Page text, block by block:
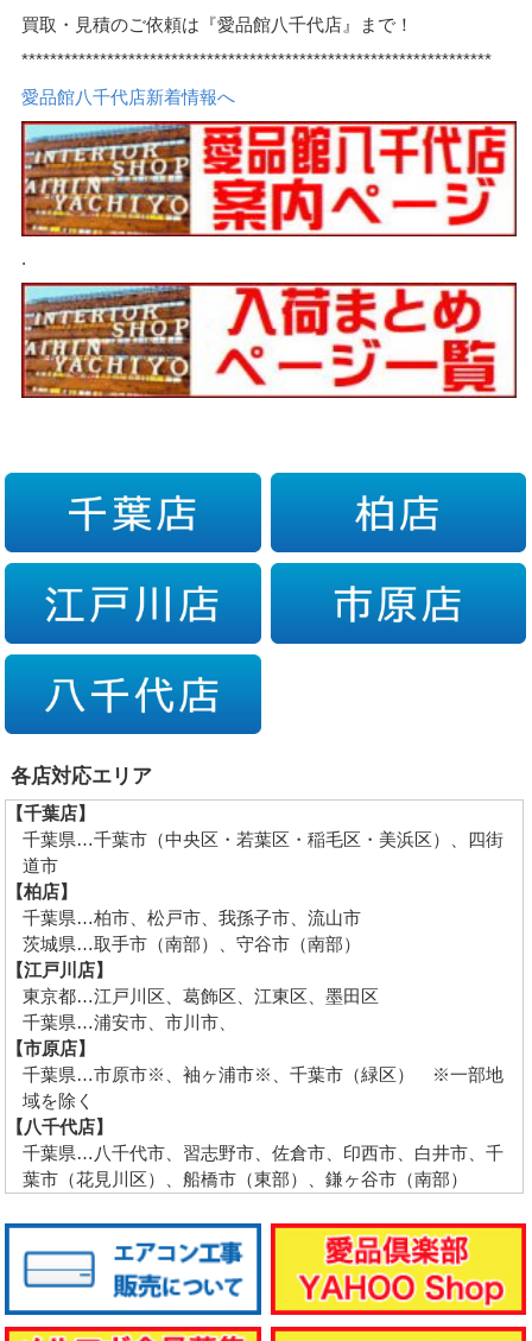
買取・見積のご依頼は『愛品館八千代店』まで！
******************************************************************
愛品館八千代店新着情報へ
.
各店対応エリア
【千葉店】
千葉県…千葉市（中央区・若葉区・稲毛区・美浜区）、四街
道市
【柏店】
千葉県…柏市、松戸市、我孫子市、流山市
茨城県…取手市（南部）、守谷市（南部）
【江戸川店】
東京都…江戸川区、葛飾区、江東区、墨田区
千葉県…浦安市、市川市、
【市原店】
千葉県…市原市※、袖ヶ浦市※、千葉市（緑区） ※一部地
域を除く
【八千代店】
千葉県…八千代市、習志野市、佐倉市、印西市、白井市、千
葉市（花見川区）、船橋市（東部）、鎌ヶ谷市（南部）